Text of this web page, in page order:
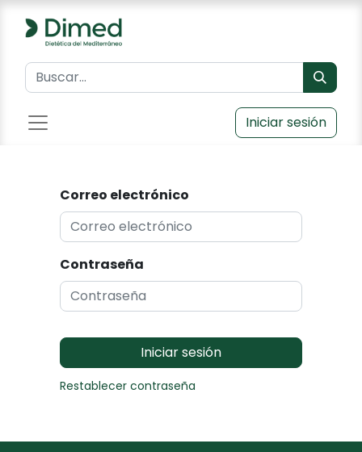
Iniciar sesión
Correo electrónico
Contraseña
Iniciar sesión
Restablecer contraseña